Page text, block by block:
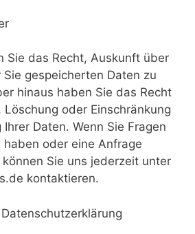
Sie das Recht, Auskunft über
gespeicherten Daten zu
hinaus haben Sie das Recht
oder Einschränkung
Daten. Wenn Sie Fragen
haben oder eine Anfrage
Sie uns jederzeit unter
kontaktieren.